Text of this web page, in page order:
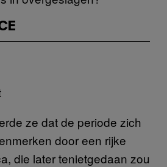
ze dat de periode zich
door een rijke
die later tenietgedaan zou